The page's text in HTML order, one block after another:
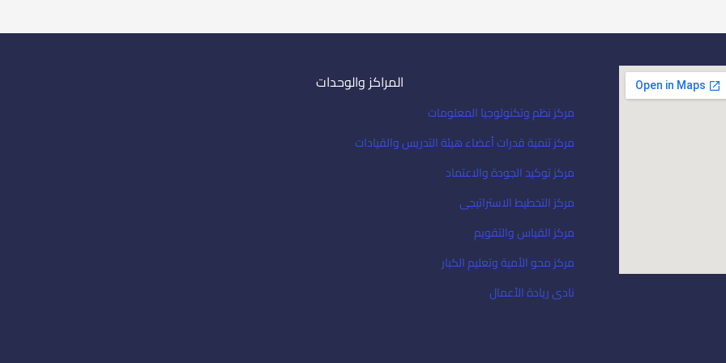
المراكز والوحدات
مركز نظم وتكنولوجيا المعلومات
مركز تنمية قدرات أعضاء هيئة التدريس والقيادات
مركز توكيد الجودة والاعتماد
مركز التخطيط الاستراتيجى
مركز القياس والتقويم
مركز محو الأمية وتعليم الكبار
نادى ريادة الأعمال